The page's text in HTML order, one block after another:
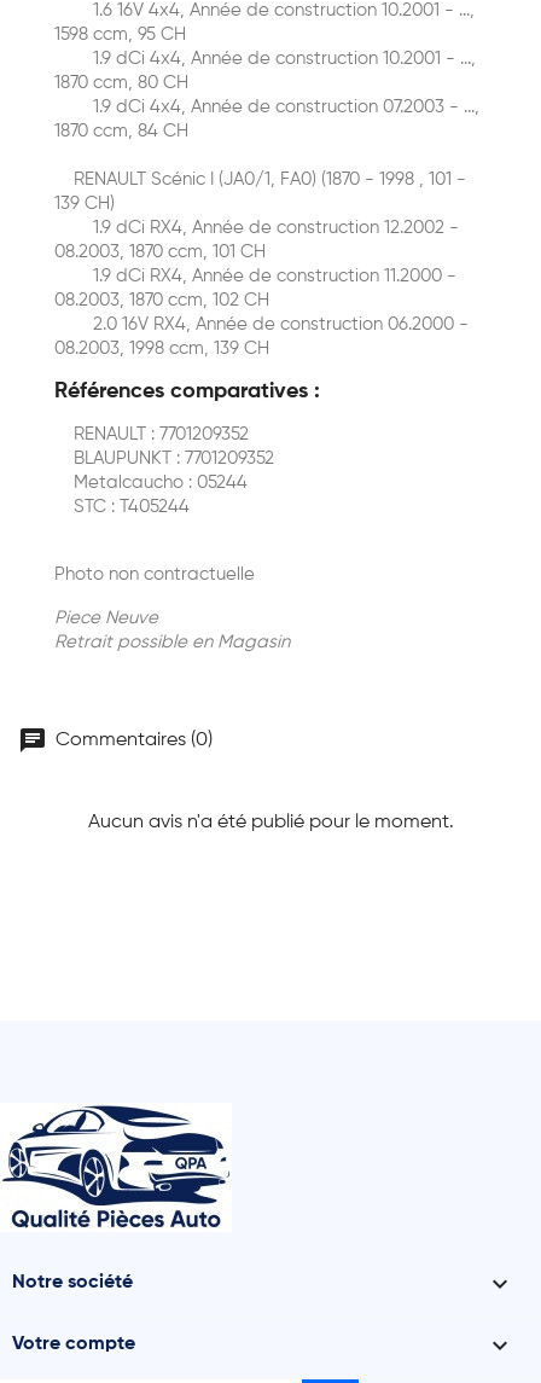
1.6 16V 4x4, Année de construction 10.2001 - ...,
1598 ccm, 95 CH
1.9 dCi 4x4, Année de construction 10.2001 - ...,
1870 ccm, 80 CH
1.9 dCi 4x4, Année de construction 07.2003 - ...,
1870 ccm, 84 CH
RENAULT Scénic I (JA0/1, FA0) (1870 - 1998 , 101 -
139 CH)
1.9 dCi RX4, Année de construction 12.2002 -
08.2003, 1870 ccm, 101 CH
1.9 dCi RX4, Année de construction 11.2000 -
08.2003, 1870 ccm, 102 CH
2.0 16V RX4, Année de construction 06.2000 -
08.2003, 1998 ccm, 139 CH
Références comparatives :
RENAULT : 7701209352
BLAUPUNKT : 7701209352
Metalcaucho : 05244
STC : T405244
Photo non contractuelle
Piece Neuve
Retrait possible en Magasin
chat Commentaires (0)
Aucun avis n'a été publié pour le moment.
Notre société 
Votre compte 